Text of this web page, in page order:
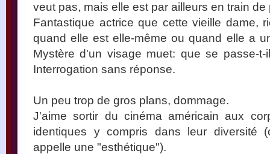
veut pas, mais elle est par ailleurs en train de
Fantastique actrice que cette vieille dame,
quand elle est elle-même ou quand elle a
Mystère d'un visage muet: que se passe-
Interrogation sans réponse.
Un peu trop de gros plans, dommage.
J'aime sortir du cinéma américain aux
identiques y compris dans leur diversité
appelle une "esthétique").